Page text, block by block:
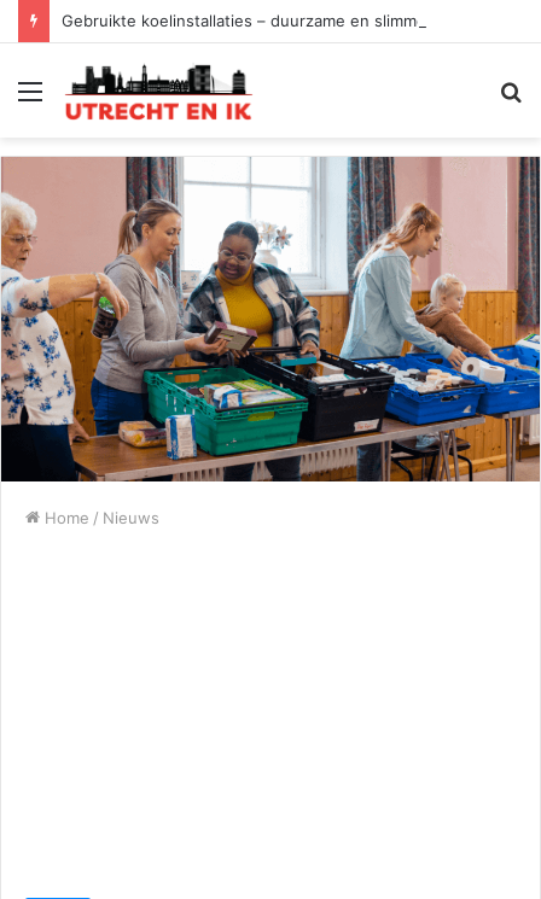
Gebruikte koelinstallaties – duurzame en slimme keuze
Menu
Home / Nieuws